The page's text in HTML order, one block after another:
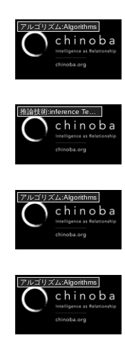
アルゴリズム:Algorithms
推論技術:inference Technology
アルゴリズム:Algorithms
アルゴリズム:Algorithms